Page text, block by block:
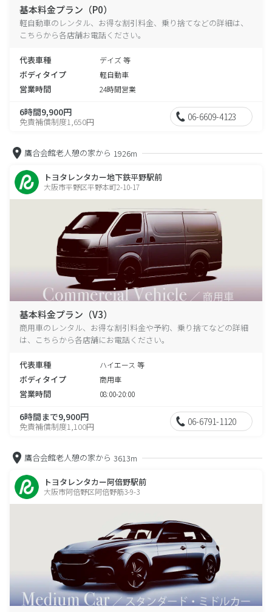
基本料金プラン（P0）
軽自動車のレンタル、お得な割引料金、乗り捨てなどの詳細は、
こちらから各店舗お電話ください。
代表車種 デイズ 等
ボディタイプ 軽自動車
営業時間 24時間営業
6時間9,900円
免責補償制度1,650円 06-6609-4123
鷹合会館老人憩の家から 1926m
トヨタレンタカー地下鉄平野駅前
大阪市平野区平野本町2-10-17
基本料金プラン（V3）
商用車のレンタル、お得な割引料金や予約、乗り捨てなどの詳細
は、こちらから各店舗にお電話ください。
代表車種 ハイエース 等
ボディタイプ 商用車
営業時間 08:00-20:00
6時間まで9,900円
免責補償制度1,100円 06-6791-1120
鷹合会館老人憩の家から 3613m
トヨタレンタカー阿倍野駅前
大阪市阿倍野区阿倍野筋3-9-3